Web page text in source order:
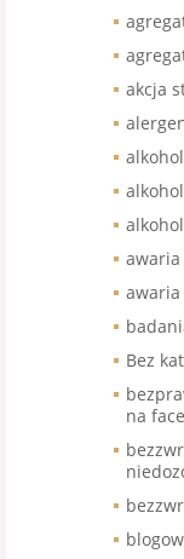
akcja
awaria
Bez
na